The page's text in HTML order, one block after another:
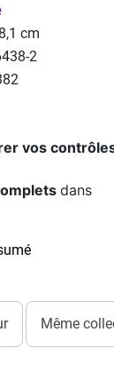
cm
2
vos
dans
Même